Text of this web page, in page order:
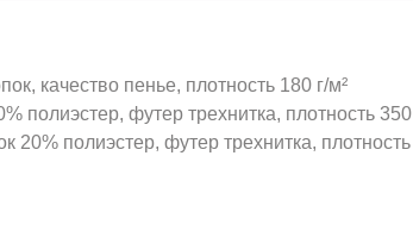
качество пенье, плотность 180 г/м²
полиэстер, футер трехнитка, плотность 350
20% полиэстер, футер трехнитка, плотность